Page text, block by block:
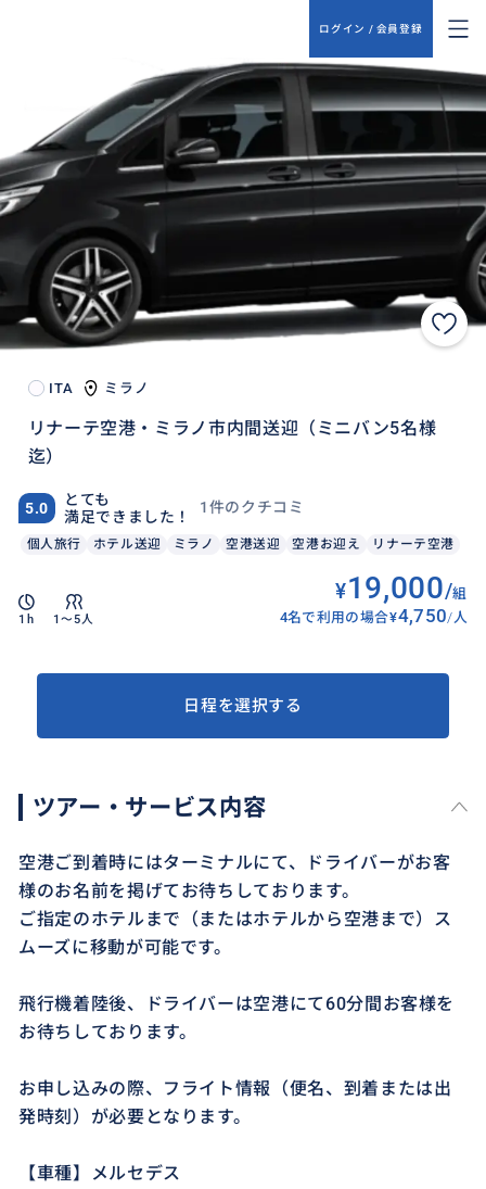
ログイン / 会員登録
ITA ミラノ
リナーテ空港・ミラノ市内間送迎（ミニバン5名様
迄）
5.0
とても
満足できました！
1件のクチコミ
個人旅行 ホテル送迎 ミラノ 空港送迎 空港お迎え リナーテ空港
1h 1〜5人
¥19,000/組
4名で利用の場合¥4,750/人
日程を選択する
ツアー・サービス内容
空港ご到着時にはターミナルにて、ドライバーがお客
様のお名前を掲げてお待ちしております。
ご指定のホテルまで（またはホテルから空港まで）ス
ムーズに移動が可能です。
飛行機着陸後、ドライバーは空港にて60分間お客様を
お待ちしております。
お申し込みの際、フライト情報（便名、到着または出
発時刻）が必要となります。
【車種】メルセデス